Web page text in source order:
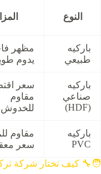
النوع
باركيه
طبيعي
مظهر
يدوم
باركيه
صناعي
(HDF)
سعر
مقاوم
للخدوش
باركيه
PVC
مقاوم
سعر
🧑‍🔧 كيف تختار شركة